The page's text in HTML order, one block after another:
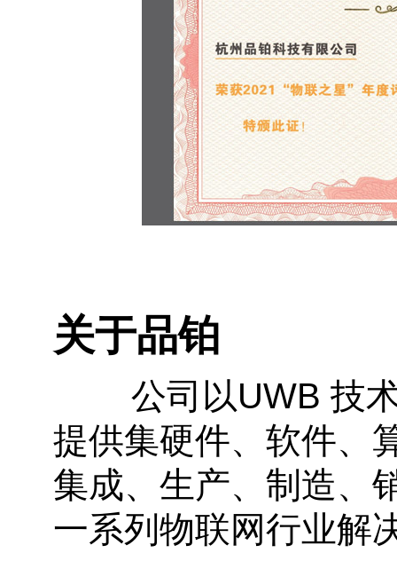
关于品铂
公司以UWB 技术
提供集硬件、软件、
集成、生产、制造、
一系列物联网行业解